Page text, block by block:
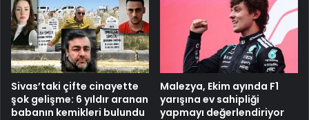
Sivas’taki çifte cinayette
şok gelişme: 6 yıldır aranan
babanın kemikleri bulundu
Malezya, Ekim ayında F1
yarışına ev sahipliği
yapmayı değerlendiriyor